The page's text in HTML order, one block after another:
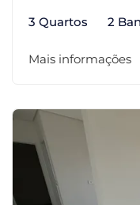
3 Quartos 2
Mais informações